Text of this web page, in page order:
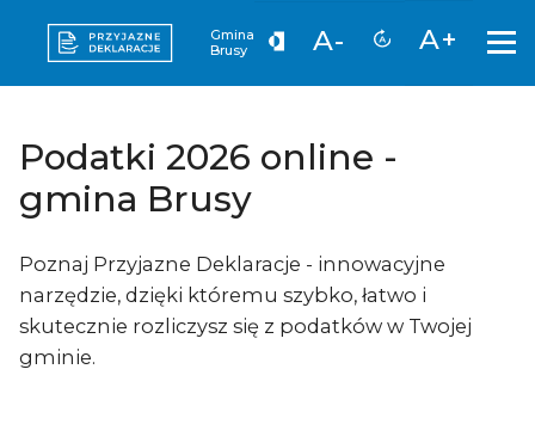
Gmina
Brusy
A- A+
Podatki 2026 online -
gmina Brusy
Poznaj Przyjazne Deklaracje - innowacyjne
narzędzie, dzięki któremu szybko, łatwo i
skutecznie rozliczysz się z podatków w Twojej
gminie.